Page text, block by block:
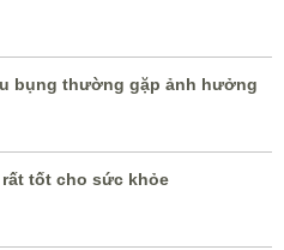
bụng thường gặp ảnh hưởng
tốt cho sức khỏe